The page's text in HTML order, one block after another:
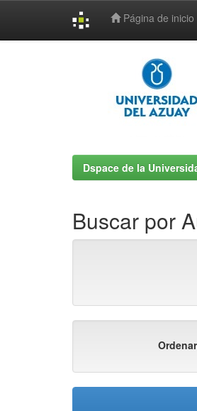
Página de inicio
Dspace de la
Buscar por